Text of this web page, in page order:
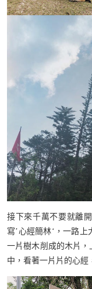
接下來千萬不要就離
寫’心經簡林‘，一路
一片樹木削成的木片
中，看著一片片的心經